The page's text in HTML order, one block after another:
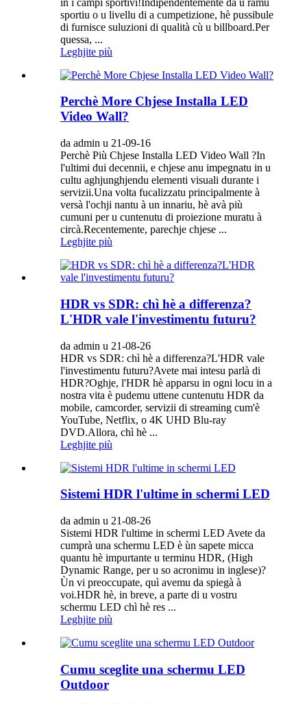
sportiu o u livellu di a cumpetizione, hè pussibule
di furnisce suluzioni di qualità cù u billboard.Per
quessa, ...
Leghjite più
Perchè More Chjese Installa LED
Video Wall?
da admin u 21-09-16
Perchè Più Chjese Installa LED Video Wall ?In
l'ultimi dui decennii, e chjese anu impegnatu in u
cultu aghjunghjendu elementi visuali durante i
servizii.Una volta fucalizzatu principalmente à
versà l'ochji nantu à un innariu, hè avà più
cumuni per u cuntenutu di proiezione muratu à
circà.Recentemente, parechje chjese ...
Leghjite più
HDR vs SDR: chì hè a differenza?
L'HDR vale l'investimentu futuru?
da admin u 21-08-26
HDR vs SDR: chì hè a differenza?L'HDR vale
l'investimentu futuru?Avete mai intesu parlà di
HDR?Oghje, l'HDR hè apparsu in ogni locu in a
nostra vita è pudemu uttene cuntenutu HDR da
mobile, camcorder, servizii di streaming cum'è
YouTube, Netflix, o 4K UHD Blu-ray
DVD.Allora, chì hè ...
Leghjite più
Sistemi HDR l'ultime in schermi LED
da admin u 21-08-26
Sistemi HDR l'ultime in schermi LED Avete da
cumprà una schermu LED è ùn sapete micca
quantu hè impurtante u terminu HDR, (High
Dynamic Range, per u so acronimu in inglese)?
Ùn vi preoccupate, quì avemu da spiegà à
voi.HDR hè, in breve, a parte di u vostru
schermu LED chì hè res ...
Leghjite più
Cumu sceglite una schermu LED
Outdoor